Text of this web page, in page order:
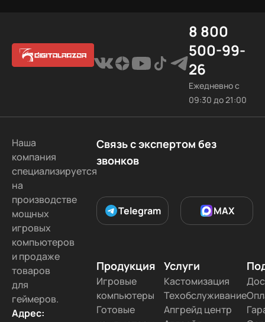
8 800
500-99-
26
Ежедневно с
09:30 до 21:00
Наша
компания
специализируется
на
производстве
мощных
игровых
компьютеров
и продаже
товаров
для
геймеров.
Адрес:
Связь с экспертом без
звонков
Telegram MAX
Продукция
Игровые
компьютеры
Готовые
Услуги
Кастомизация
Техобслуживание
Апгрейд центр